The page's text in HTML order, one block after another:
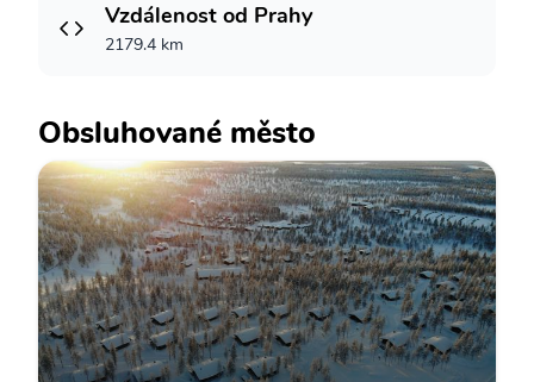
Vzdálenost od Prahy
2179.4 km
Obsluhované město